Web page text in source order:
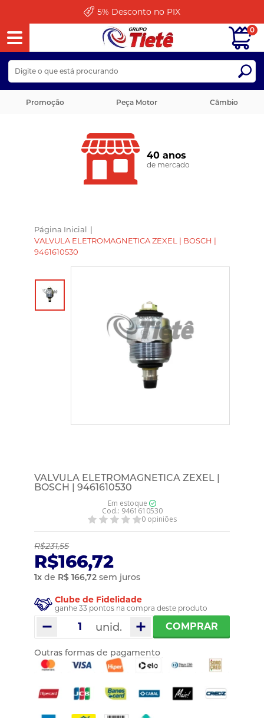
5% Desconto no PIX
Promoção Peça Motor Câmbio
0
40 anos
de mercado
Página Inicial |
VALVULA ELETROMAGNETICA ZEXEL | BOSCH |
9461610530
VALVULA ELETROMAGNETICA ZEXEL |
BOSCH | 9461610530
Em estoque
Cod.: 9461610530
0 opiniões
R$231,55
R$166,72
1x de R$ 166,72 sem juros
Clube de Fidelidade
ganhe 33 pontos na compra deste produto
unid. COMPRAR
Outras formas de pagamento